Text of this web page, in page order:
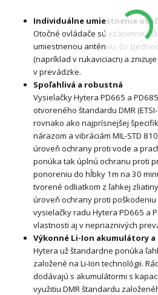
Individuálne umiestnenie
Otočné ovládače sú vzájomne
umiestnenou anténou, čo
(napríklad v rukaviciach) a
v prevádzke.
Spoľahlivá a robustná
Vysielačky Hytera PD665 a
otvoreného štandardu DMR
rovnako ako najprísnejšej
nárazom a vibráciám MIL-STD
úroveň ochrany proti vode a
ponúka tak úplnú ochranu proti
ponoreniu do hĺbky 1m na 30
tvorené odliatkom z ľahkej
úroveň ochrany proti
vysielačky radu Hytera PD665 a
vlastnosti aj v nepriaznivých
Výkonné Li-Ion akumulátory
Hytera už štandardne ponúka
založené na Li-Ion technológii.
dodávajú s akumulátormi s
využitiu DMR štandardu